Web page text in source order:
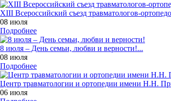
XIII Всероссийский съезд травматологов-
08 июля
Подробнее
8 июля – День семьи, любви и верности!...
08 июля
Подробнее
Центр травматологии и ортопедии имени Н.Н.
06 июля